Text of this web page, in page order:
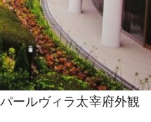
パールヴィラ太宰府外観